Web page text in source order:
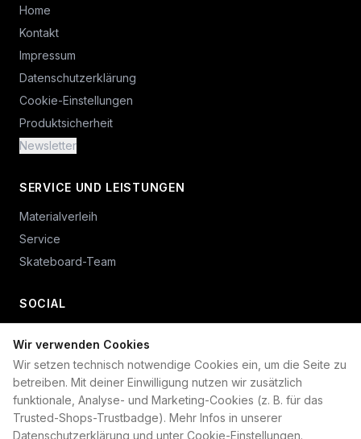
Wir verwenden Cookies
Wir setzen technisch notwendige Cookies ein, um die Seite zu
betreiben. Mit deiner Einwilligung nutzen wir zusätzlich
funktionale, Analyse- und Marketing-Cookies (z. B. für das
Trusted-Shops-Trustbadge). Mehr Infos in unserer
Datenschutzerklärung und unter Cookie-Einstellungen.
Home
Kontakt
Impressum
Datenschutzerklärung
Cookie-Einstellungen
Produktsicherheit
Newsletter
SERVICE UND LEISTUNGEN
Materialverleih
Service
Skateboard-Team
SOCIAL
+49 234 687 00 38
shop@plan-b-funsport.de
Sichere Zahlung mit: